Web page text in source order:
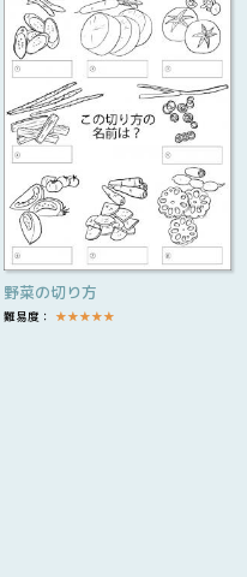
野菜の切り方
難易度： ★★★★★